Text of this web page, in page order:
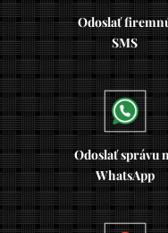
Odoslať
SMS
Odoslať správu
WhatsApp